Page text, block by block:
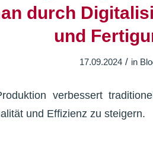
durch
und
17.09.2024 / in
verbessert
und Effizienz zu steigern.